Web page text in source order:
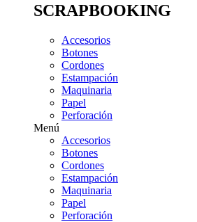
SCRAPBOOKING
Accesorios
Botones
Cordones
Estampación
Maquinaria
Papel
Perforación
Menú
Accesorios
Botones
Cordones
Estampación
Maquinaria
Papel
Perforación